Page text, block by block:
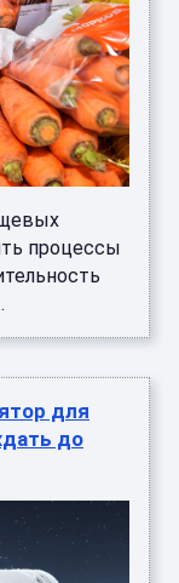
процессы
для
до